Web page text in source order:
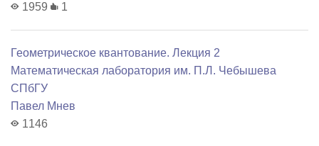
1959
1
Геометрическое квантование. Лекция 2
Математичеcкая лаборатория им. П.Л. Чебышева
СПбГУ
Павел Мнев
1146